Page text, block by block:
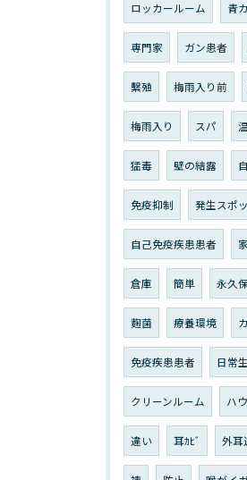
ロッカールーム 青
専門家 ガン患者
繫殖 梅雨入り前
梅雨入り スパ
猛毒 壁の結露
免疫抑制 発生スポ
自己免疫疾患患者
倉庫 簡単 永久
麴菌 療養環境
免疫疾患患者 日常
クリーンルーム ハ
違い 耳ｶﾋﾞ 外耳